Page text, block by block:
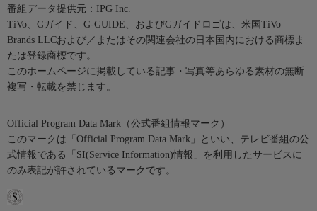
番組データ提供元：IPG Inc.
TiVo、Gガイド、G-GUIDE、およびGガイドロゴは、米国TiVo
Brands LLCおよび／またはその関連会社の日本国内における商標ま
たは登録商標です。
このホームページに掲載している記事・写真等あらゆる素材の無断
複写・転載を禁じます。
Official Program Data Mark（公式番組情報マーク）
このマークは「Official Program Data Mark」といい、テレビ番組の公
式情報である「SI(Service Information)情報」を利用したサービスに
のみ表記が許されているマークです。